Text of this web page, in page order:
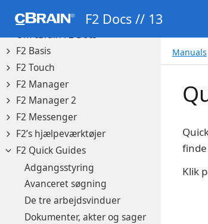
F2 Docs // 13
Manuals
Om cBrain F2 Docs
F2 Basis
F2 Touch
F2 Manager
F2 Manager 2
F2 Messenger
F2’s hjælpeværktøjer
F2 Quick Guides
Adgangsstyring
Avanceret søgning
De tre arbejdsvinduer
Dokumenter, akter og sager
Manuals
Klik